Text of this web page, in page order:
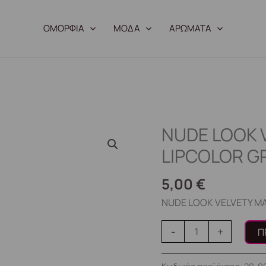
ΟΜΟΡΦΙΑ ΜΟΔΑ ΑΡΩΜΑΤΑ
NUDE LOOK
LIPCOLOR
5,00€
NUDE LOOK VELVETY
-
NUDE
LOOK
VELVETY
MATTE
LIPCOLOR
991150
+